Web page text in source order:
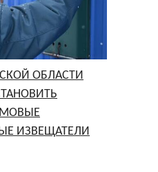
ОБЛАСТИ
ИЗВЕЩАТЕЛИ